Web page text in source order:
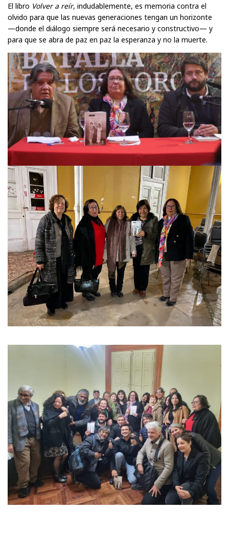
El libro Volver a reír, indudablemente, es memoria contra el
olvido para que las nuevas generaciones tengan un horizonte
—donde el diálogo siempre será necesario y constructivo— y
para que se abra de paz en paz la esperanza y no la muerte.